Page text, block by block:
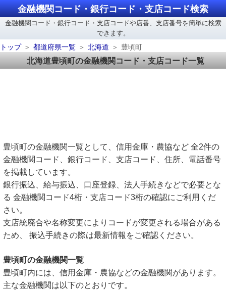
金融機関コード・銀行コード・支店コード検索
金融機関コード・銀行コード・支店コードや店番、支店番号を簡単に検索
できます。
トップ
都道府県一覧 北海道 豊頃町
北海道豊頃町の金融機関コード・支店コード一覧
豊頃町の金融機関一覧として、信用金庫・農協など 全2件の
金融機関コード、銀行コード、支店コード、住所、電話番号
を掲載しています。
銀行振込、給与振込、口座登録、法人手続きなどで必要とな
る 金融機関コード4桁・支店コード3桁の確認にご利用くだ
さい。
支店統廃合や名称変更によりコードが変更される場合がある
ため、 振込手続きの際は最新情報をご確認ください。
豊頃町の金融機関一覧
豊頃町内には、信用金庫・農協などの金融機関があります。
主な金融機関は以下のとおりです。